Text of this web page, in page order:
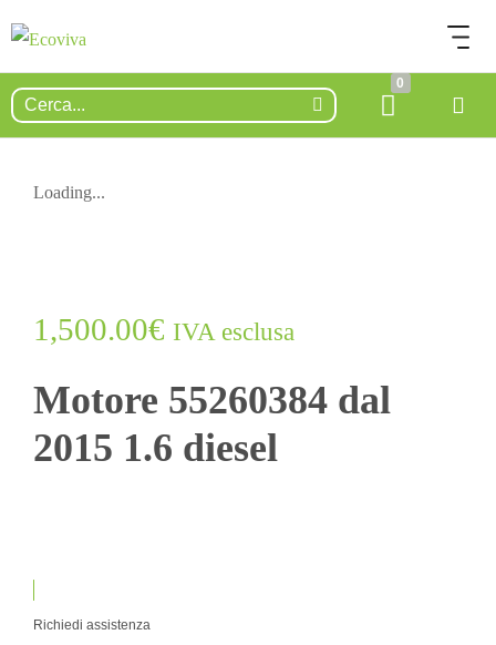
0
Loading...
1,500.00€ IVA esclusa
Motore 55260384 dal
2015 1.6 diesel
Richiedi assistenza